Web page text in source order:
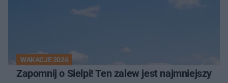
WAKACJE 2026
Zapomnij o Sielpi! Ten zalew jest najmniejszy